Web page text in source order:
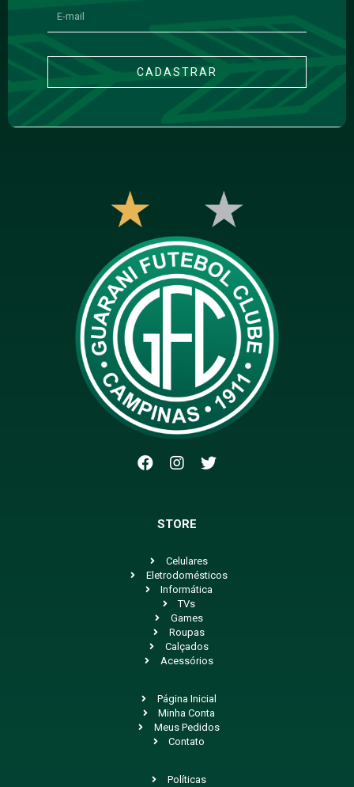
CADASTRAR
STORE
Celulares
Eletrodomésticos
Informática
TVs
Games
Roupas
Calçados
Acessórios
Página Inicial
Minha Conta
Meus Pedidos
Contato
Políticas